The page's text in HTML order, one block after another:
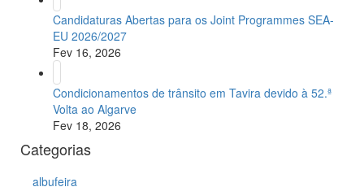
Candidaturas Abertas para os Joint Programmes SEA-
EU 2026/2027
Fev 16, 2026
Condicionamentos de trânsito em Tavira devido à 52.ª
Volta ao Algarve
Fev 18, 2026
Categorias
albufeira